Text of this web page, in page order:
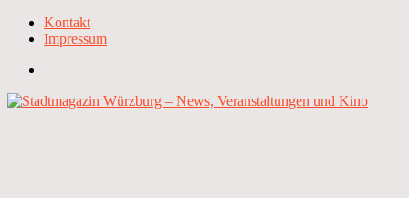
Kontakt
Impressum